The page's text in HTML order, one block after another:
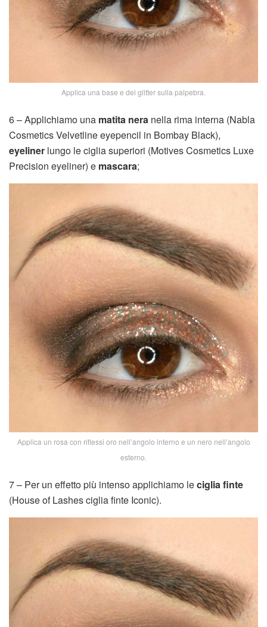
Applica una base e dei glitter sulla palpebra.
6 – Applichiamo una matita nera nella rima interna (Nabla
Cosmetics Velvetline eyepencil in Bombay Black),
eyeliner lungo le ciglia superiori (Motives Cosmetics Luxe
Precision eyeliner) e mascara;
Applica un rosa con riflessi oro nell’angolo interno e un nero nell’angolo
esterno.
7 – Per un effetto più intenso applichiamo leciglia finte
(House of Lashes ciglia finte Iconic).